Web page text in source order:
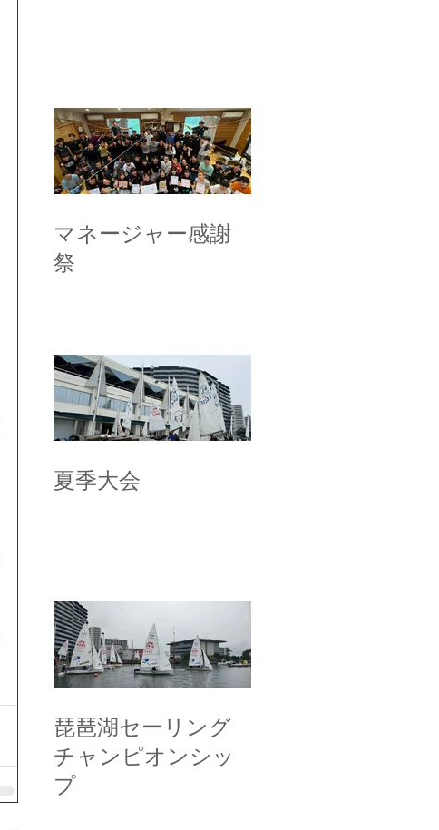
マネージャー感謝
祭
夏季大会
琵琶湖セーリング
チャンピオンシッ
プ